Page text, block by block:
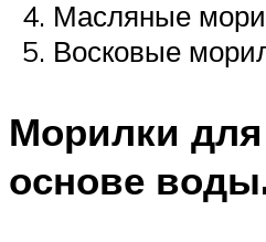
Масляные
Восковые
Морилки
основе